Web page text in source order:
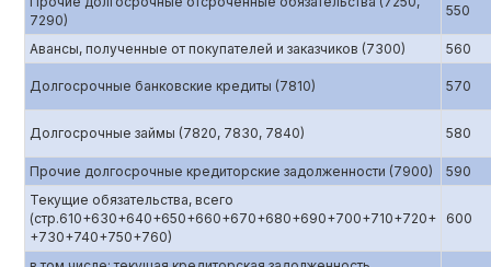
7290)
550
Авансы, полученные от покупателей и заказчиков (7300) 560
Долгосрочные банковские кредиты (7810) 570
Долгосрочные займы (7820, 7830, 7840) 580
Прочие долгосрочные кредиторские задолженности (7900)
590
Текущие обязательства, всего
(стр.610+630+640+650+660+670+680+690+700+710+720+
+730+740+750+760)
600